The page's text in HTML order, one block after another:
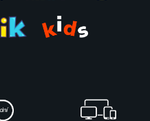
Škola
Loupeživý
30 dílů 58